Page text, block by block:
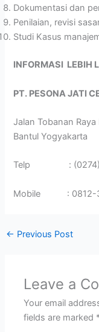
Dokumentasi dan
Penilaian, revisi
Studi Kasus
INFORMASI LEBIH
PT. PESONA JATI
Jalan Tobanan
Bantul Yogyakarta
Telp : (0274)
Mobile : 0812-
← Previous Post
Leave a
Your email
fields are marked